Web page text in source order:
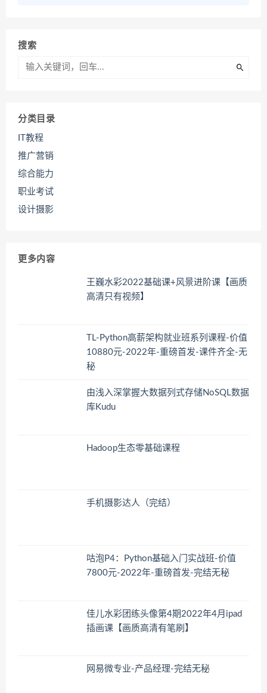
搜索
分类目录
IT教程
推广营销
综合能力
职业考试
设计摄影
更多内容
王巍水彩2022基础课+风景进阶课【画质
高清只有视频】
TL-Python高薪架构就业班系列课程-价值
10880元-2022年-重磅首发-课件齐全-无
秘
由浅入深掌握大数据列式存储NoSQL数据
库Kudu
Hadoop生态零基础课程
手机摄影达人（完结）
咕泡P4：Python基础入门实战班-价值
7800元-2022年-重磅首发-完结无秘
佳儿水彩团练头像第4期2022年4月ipad
插画课【画质高清有笔刷】
网易微专业-产品经理-完结无秘